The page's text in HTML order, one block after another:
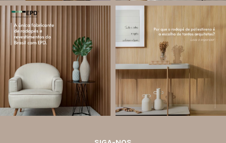
Você sabe o que é EPD?
A Declaração Ambiental de Produto
(Environmental Product Declaration) é
um documento internacional que
Jul 21
35 1
Os rodapés de poliestireno
conquistaram espaço na arquitetura
porque unem estética, praticidade e
desempenho em um único produto.
Diferente